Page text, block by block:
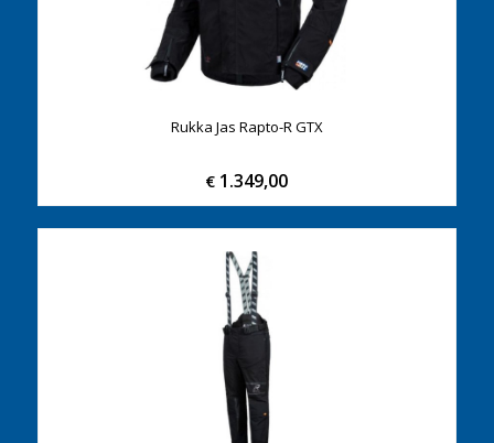
Rukka Jas Rapto-R GTX
€ 1.349,00